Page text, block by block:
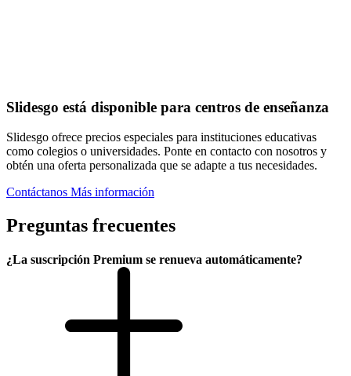
Slidesgo está disponible para centros de enseñanza
Slidesgo ofrece precios especiales para instituciones educativas
como colegios o universidades. Ponte en contacto con nosotros y
obtén una oferta personalizada que se adapte a tus necesidades.
Contáctanos Más información
Preguntas frecuentes
¿La suscripción Premium se renueva automáticamente?